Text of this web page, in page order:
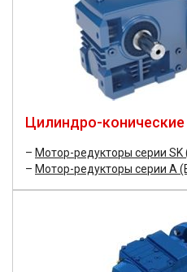
Цилиндро-конические
Мотор-редукторы серии SK
Мотор-редукторы серии A